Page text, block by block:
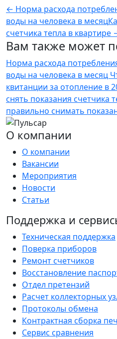
← Норма расхода
воды на человека в месяц
счетчика тепла в квартире
Вам также может
Норма расхода
воды на человека в месяц
квитанции за отопление в
снять показания счетчика
правильно снимать
О компании
О компании
Вакансии
Мероприятия
Новости
Статьи
Поддержка и
Техническая поддержка
Поверка приборов
Ремонт счетчиков
Восстановление
Отдел претензий
Расчет коллекторных
Протоколы обмена
Контрактная сборка
Сервис сравнения